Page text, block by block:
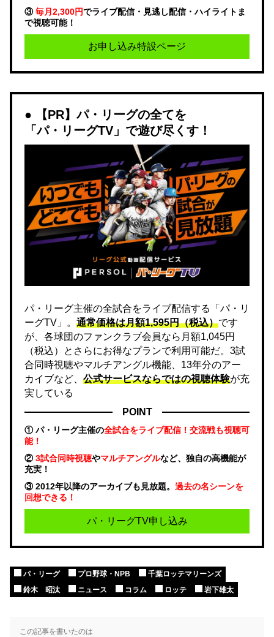
③毎月2,300円でライブ配信・見逃し配信・ハイライトま
で視聴可能！
お申し込み特設ページ
【PR】パ・リーグの全てを
「パ・リーグTV」で遊び尽くす！
パ・リーグ主催の全試合をライブ配信する「パ・リ
ーグTV」。 通常価格は月額1,595円（税込）です
が、各球団のファンクラブ会員なら月額1,045円
（税込）とさらにお得なプランで利用可能だ。3試
合同時視聴やマルチアングル機能、13年分のアー
カイブなど、 公式サービスならではの視聴体験が充
実している
POINT
① パ・リーグ主催の全試合をライブ配信！交流戦も視聴可
能！
②3試合同時視聴やマルチアングルなど、独自の高機能が
充実！
③ 2012年以降のアーカイブも見放題。 過去の名シーンを
回想できる！
パ・リーグTV申し込み
パ・リーグ プロ野球・NPB
千葉ロッテマリーンズ
鈴木 昭汰
ニュース コラム ロッテ 岩下雄太
この記事を書いたのは